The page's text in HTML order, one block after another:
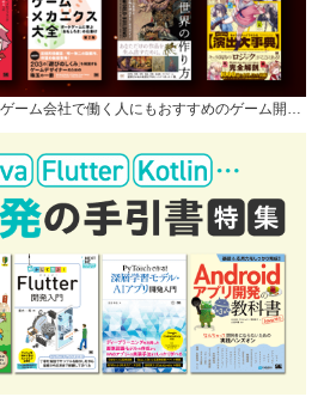
ーム会社で働く人にもおすすめのゲーム開…